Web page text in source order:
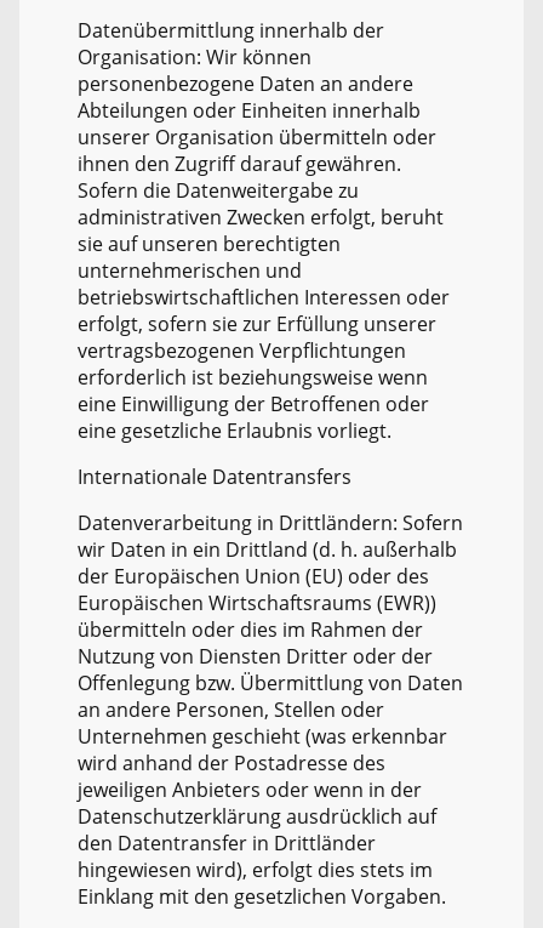
Datenübermittlung innerhalb der
Organisation: Wir können
personenbezogene Daten an andere
Abteilungen oder Einheiten innerhalb
unserer Organisation übermitteln oder
ihnen den Zugriff darauf gewähren.
Sofern die Datenweitergabe zu
administrativen Zwecken erfolgt, beruht
sie auf unseren berechtigten
unternehmerischen und
betriebswirtschaftlichen Interessen oder
erfolgt, sofern sie zur Erfüllung unserer
vertragsbezogenen Verpflichtungen
erforderlich ist beziehungsweise wenn
eine Einwilligung der Betroffenen oder
eine gesetzliche Erlaubnis vorliegt.
Internationale Datentransfers
Datenverarbeitung in Drittländern: Sofern
wir Daten in ein Drittland (d. h. außerhalb
der Europäischen Union (EU) oder des
Europäischen Wirtschaftsraums (EWR))
übermitteln oder dies im Rahmen der
Nutzung von Diensten Dritter oder der
Offenlegung bzw. Übermittlung von Daten
an andere Personen, Stellen oder
Unternehmen geschieht (was erkennbar
wird anhand der Postadresse des
jeweiligen Anbieters oder wenn in der
Datenschutzerklärung ausdrücklich auf
den Datentransfer in Drittländer
hingewiesen wird), erfolgt dies stets im
Einklang mit den gesetzlichen Vorgaben.